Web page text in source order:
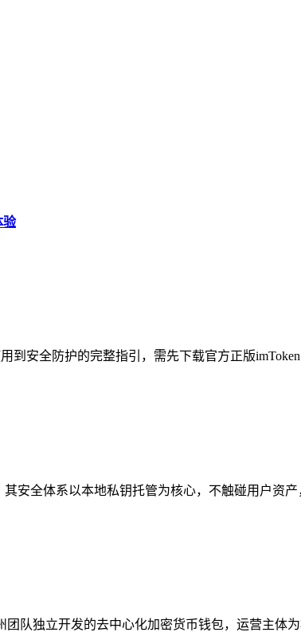
验
到安全防护的完整指引，需先下载官方正版
安全体系以本地私钥托管为核心，不触碰用户资
队独立开发的去中心化加密货币钱包，运营主体